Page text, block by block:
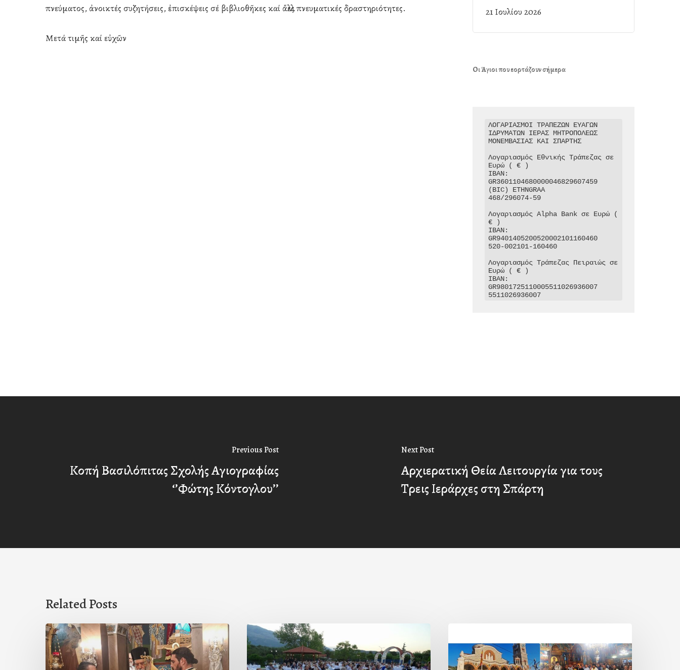
πνεύματος, ἀνοικτές συζητήσεις, ἐπισκέψεις σέ βιβλιοθῆκες καί ἄλλες πνευματικές δραστηριότητες.
Μετά τιμῆς καί εὐχῶν
21 Ιουλίου 2026
Οι Άγιοι που εορτάζουν σήμερα
ΛΟΓΑΡΙΑΣΜΟΙ ΤΡΑΠΕΖΩΝ ΕΥΑΓΩΝ
ΙΔΡΥΜΑΤΩΝ ΙΕΡΑΣ ΜΗΤΡΟΠΟΛΕΩΣ
ΜΟΝΕΜΒΑΣΙΑΣ ΚΑΙ ΣΠΑΡΤΗΣ
Λογαριασμός Εθνικής Τράπεζας σε
Ευρώ ( € )
IBAN:
GR3601104680000046829607459
(BIC) ETHNGRAA
468/296074-59
Λογαριασμός Alpha Bank σε Ευρώ (
€ )
IBAN:
GR9401405200520002101160460
520-002101-160460
Λογαριασμός Τράπεζας Πειραιώς σε
Ευρώ ( € )
IBAN:
GR9801725110005511026936007
5511026936007
Previous Post
Κοπή Βασιλόπιτας Σχολής Αγιογραφίας
‘’Φώτης Κόντογλου’’
Next Post
Αρχιερατική Θεία Λειτουργία για τους
Τρεις Ιεράρχες στη Σπάρτη
Related Posts
Ιερά
Παράκληση
στον
Πρόσκληση
προς
τους
εορτή
της